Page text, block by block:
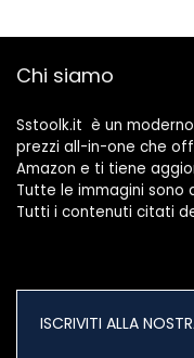
Chi siamo
Sstoolk.it è un
prezzi all-in-one che
Amazon e ti tiene
Tutte le immagini sono
Tutti i contenuti citati
ISCRIVITI ALLA